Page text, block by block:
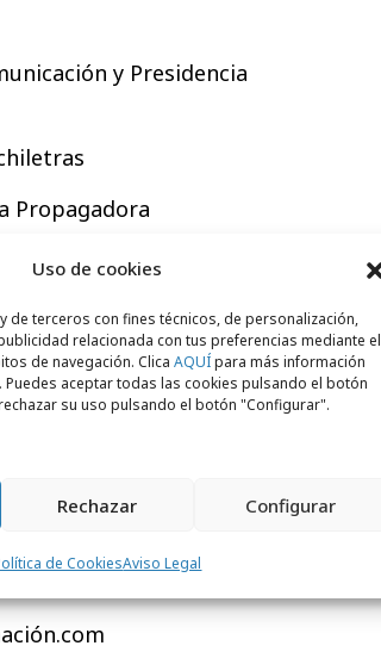
Uso de cookies
de terceros con fines técnicos, de personalización,
relacionada con tus preferencias mediante el
de navegación. Clica AQUÍpara más información
Puedes aceptar todas las cookies pulsando el botón
su uso pulsando el botón "Configurar".
Rechazar Configurar
de CookiesAviso Legal
y Presidencia
Propagadora
profesor de Periodismo
España
de Comunicación y